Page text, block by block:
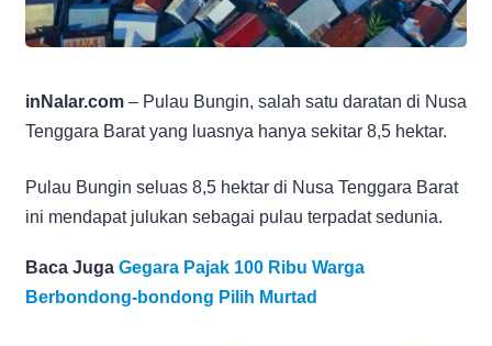
inNalar.com – Pulau Bungin, salah satu daratan di Nusa
Tenggara Barat yang luasnya hanya sekitar 8,5 hektar.
Pulau Bungin seluas 8,5 hektar di Nusa Tenggara Barat
ini mendapat julukan sebagai pulau terpadat sedunia.
Baca Juga Gegara Pajak 100 Ribu Warga
Berbondong-bondong Pilih Murtad